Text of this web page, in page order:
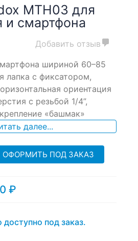
MTH03 для
и смартфона
Добавить отзыв
шириной 60–85
лапка с фиксатором,
ориентация
с резьбой 1/4”,
«башмак»
далее...
ОФОРМИТЬ ПОД ЗАКАЗ
₽
доступно под заказ.